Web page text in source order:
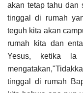
akan tetap tahu dan
tinggal di rumah
teguh kita akan
rumah kita dan
Yesus, ketika la
tinggal di rumah